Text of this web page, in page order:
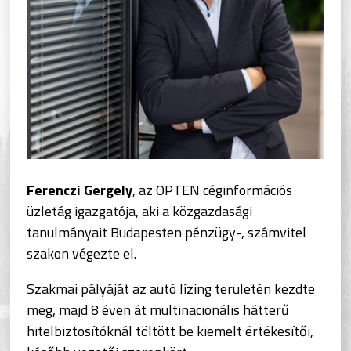
Ferenczi Gergely, az OPTEN céginformációs
üzletág igazgatója, aki a közgazdasági
tanulmányait Budapesten pénzügy-, számvitel
szakon végezte el.
Szakmai pályáját az autó lízing területén kezdte
meg, majd 8 éven át multinacionális hátterű
hitelbiztosítóknál töltött be kiemelt értékesítői,